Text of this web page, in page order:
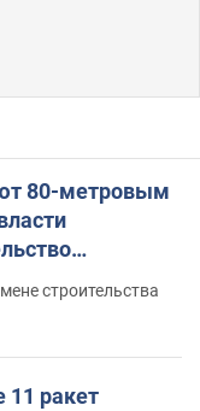
80-метровым
строительства
ракет